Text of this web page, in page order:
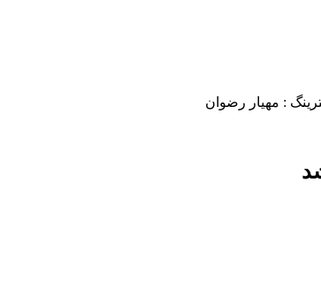
: مهیار رضوان